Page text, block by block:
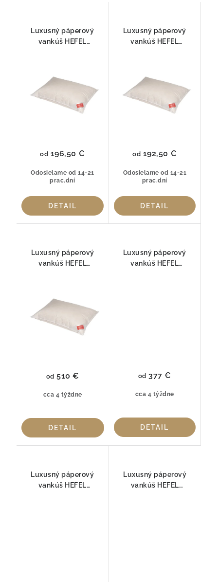
Luxusný páperový
vankúš HEFEL
Odosielame od 14-21
prac.dní
od 196,50 €
DETAIL
Luxusný páperový
vankúš HEFEL
MEDIUM
Odosielame od 14-21
prac.dní
od 192,50 €
DETAIL
Luxusný páperový
vankúš HEFEL
cca 4 týždne
od 510 €
DETAIL
Luxusný páperový
vankúš HEFEL
cca 4 týždne
od 377 €
DETAIL
Luxusný páperový
vankúš HEFEL
Luxusný páperový
vankúš HEFEL